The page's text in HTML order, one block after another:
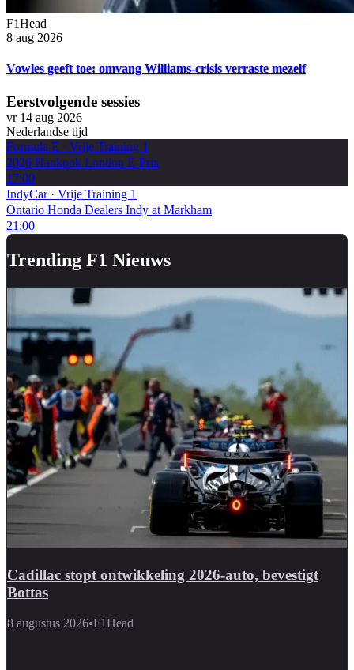
F1Head
8 aug 2026
Vowles geeft toe: omvang Williams-crisis verraste mezelf
Eerstvolgende sessies
vr 14 aug 2026
Nederlandse tijd
Formula E · Vrije Training 1
2026 Hankook London E-Prix
17:00
IndyCar· Vrije Training 1
Ontario Honda Dealers Indy at Markham
21:00
Trending F1 Nieuws
Cadillac stopt ontwikkeling 2026-auto, bevestigt
Bottas
8 augustus 2026•F1Head